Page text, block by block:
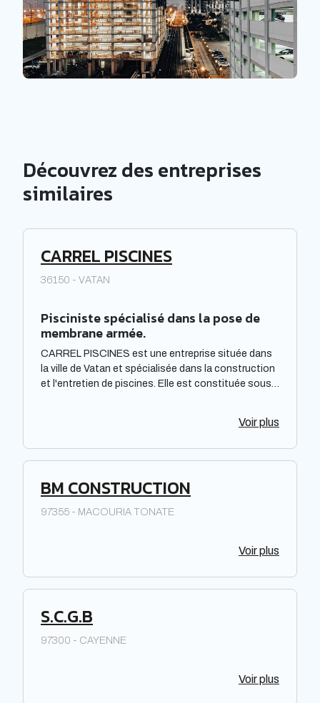
Découvrez des entreprises
similaires
CARREL PISCINES
36150 - VATAN
Pisciniste spécialisé dans la pose de
membrane armée.
CARREL PISCINES est une entreprise située dans
la ville de Vatan et spécialisée dans la construction
et l'entretien de piscines. Elle est constituée sous
elle offre des prestations de qualité pour répondre
disposition de ses clients un savoir-faire et une
Voir plus
BM CONSTRUCTION
97355 - MACOURIA TONATE
Voir plus
S.C.G.B
97300 - CAYENNE
Voir plus